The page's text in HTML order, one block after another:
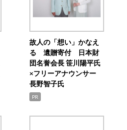
故人の「想い」かなえ
る 遺贈寄付 日本財
団名誉会長 笹川陽平氏
×フリーアナウンサー
長野智子氏
PR